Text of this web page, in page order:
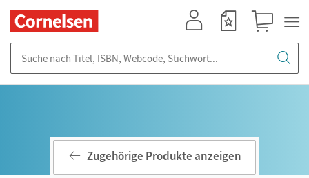
Zugehörige Produkte anzeigen